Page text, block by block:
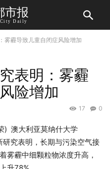
市报
Daily
雾霾导致儿童自闭症风险增加
表明：雾霾
险增加
0
17
) 澳大利亚莫纳什大学
究表明，长期与污染空气接
雾霾中细颗粒物浓度升高，